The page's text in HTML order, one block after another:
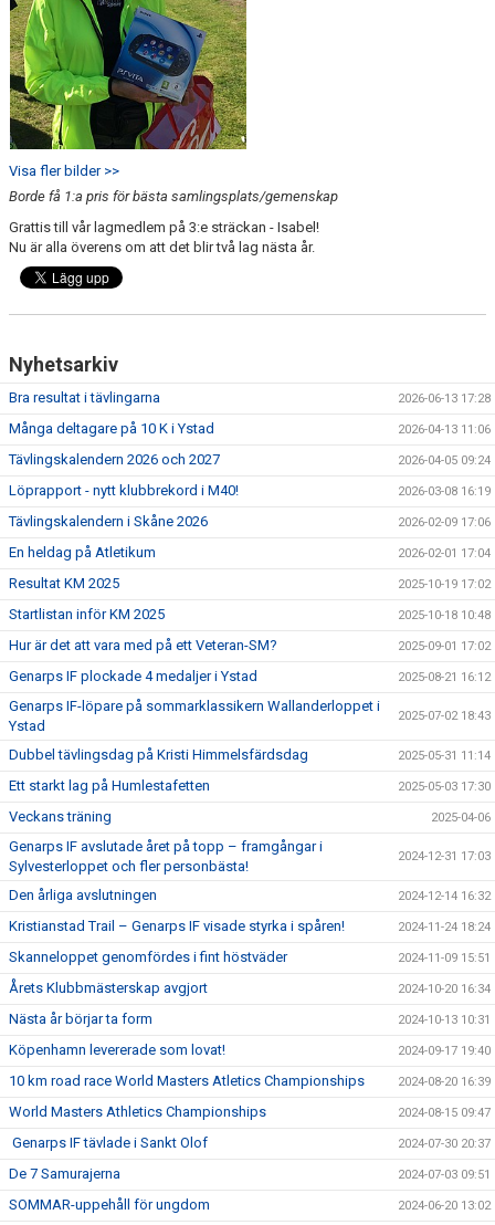
Visa fler bilder >>
Borde få 1:a pris för bästa samlingsplats/gemenskap
Grattis till vår lagmedlem på 3:e sträckan - Isabel!
Nu är alla överens om att det blir två lag nästa år.
Nyhetsarkiv
Bra resultat i tävlingarna 2026-06-13 17:28
Många deltagare på 10 K i Ystad 2026-04-13 11:06
Tävlingskalendern 2026 och 2027 2026-04-05 09:24
Löprapport - nytt klubbrekord i M40! 2026-03-08 16:19
Tävlingskalendern i Skåne 2026 2026-02-09 17:06
En heldag på Atletikum 2026-02-01 17:04
Resultat KM 2025 2025-10-19 17:02
Startlistan inför KM 2025 2025-10-18 10:48
Hur är det att vara med på ett Veteran-SM? 2025-09-01 17:02
Genarps IF plockade 4 medaljer i Ystad 2025-08-21 16:12
Genarps IF-löpare på sommarklassikern Wallanderloppet i
Ystad
2025-07-02 18:43
Dubbel tävlingsdag på Kristi Himmelsfärdsdag 2025-05-31 11:14
Ett starkt lag på Humlestafetten 2025-05-03 17:30
Veckans träning 2025-04-06
Genarps IF avslutade året på topp – framgångar i
Sylvesterloppet och fler personbästa!
2024-12-31 17:03
Den årliga avslutningen 2024-12-14 16:32
Kristianstad Trail – Genarps IF visade styrka i spåren! 2024-11-24 18:24
Skanneloppet genomfördes i fint höstväder 2024-11-09 15:51
Årets Klubbmästerskap avgjort 2024-10-20 16:34
Nästa år börjar ta form 2024-10-13 10:31
Köpenhamn levererade som lovat! 2024-09-17 19:40
10 km road race World Masters Atletics Championships 2024-08-20 16:39
World Masters Athletics Championships 2024-08-15 09:47
Genarps IF tävlade i Sankt Olof 2024-07-30 20:37
De 7 Samurajerna 2024-07-03 09:51
SOMMAR-uppehåll för ungdom 2024-06-20 13:02